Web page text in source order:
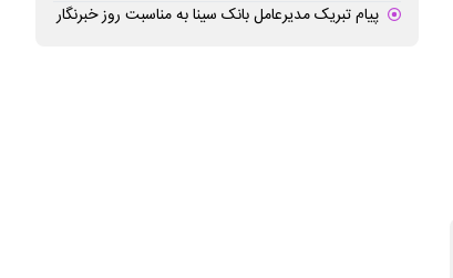
پیام تبریک مدیرعامل بانک سینا به مناسبت روز خبرنگار